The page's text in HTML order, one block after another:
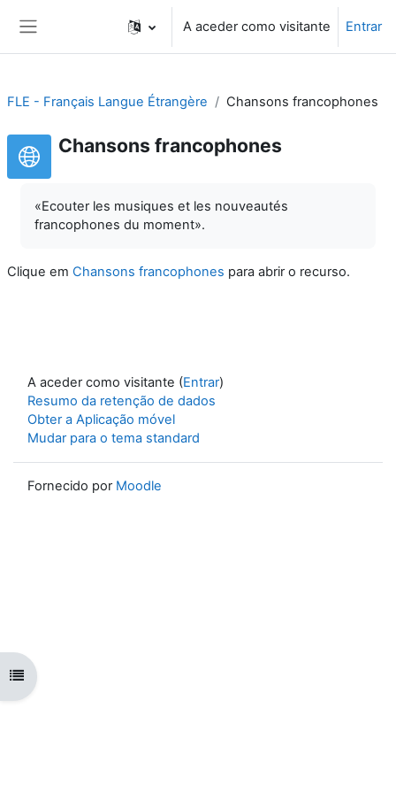
A aceder como visitante Entrar
Abrir índice da disciplina
FLE - Français Langue Étrangère Chansons francophones
Chansons francophones
«Ecouter les musiques et les nouveautés
francophones du moment».
Clique em Chansons francophones para abrir o recurso.
A aceder como visitante (Entrar)
Resumo da retenção de dados
Obter a Aplicação móvel
Mudar para o tema standard
Fornecido por Moodle